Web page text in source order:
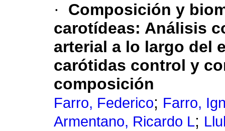
·
Composición y
carotídeas: Análisis
arterial a lo largo del
carótidas control y
composición
Farro, Federico; Farro,
Armentano, Ricardo L;